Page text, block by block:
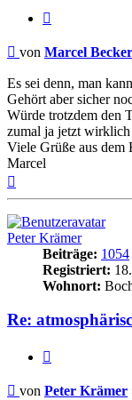
Beitrag
von Marcel Becker
Es sei denn, man
Gehört aber sicher
Würde trotzdem den
zumal ja jetzt wirklich
Viele Grüße aus dem
Marcel
Peter Krämer
Beiträge: 1054
Registriert:
Wohnort:
Re:
Beitrag
von Peter Krämer